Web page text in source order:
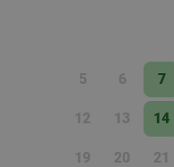
5 6 7
12 13 14
19 20 21